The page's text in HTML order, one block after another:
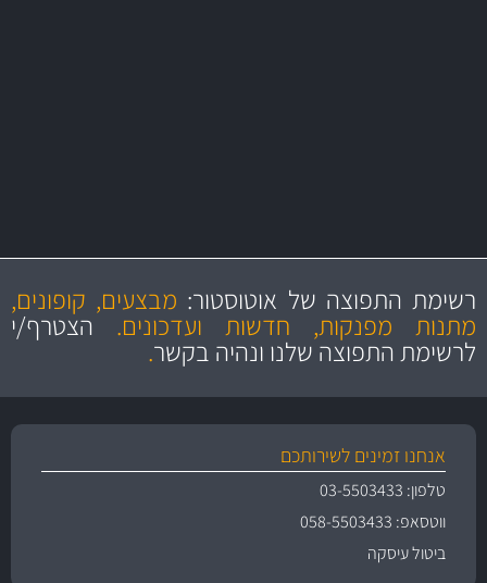
מקצועיות
ושירות מצויין
מחירים
הוגנים
והיצע מוצרים איכותירשימת התפוצה של אוטוסטור: מבצעים, קופונים,
מתנות מפנקות, חדשות ועדכונים.הצטרף/י
לרשימת התפוצה שלנו ונהיה בקשר.
אנחנו זמינים לשירותכם
טלפון: 03-5503433
ווטסאפ: 058-5503433
ביטול עיסקה